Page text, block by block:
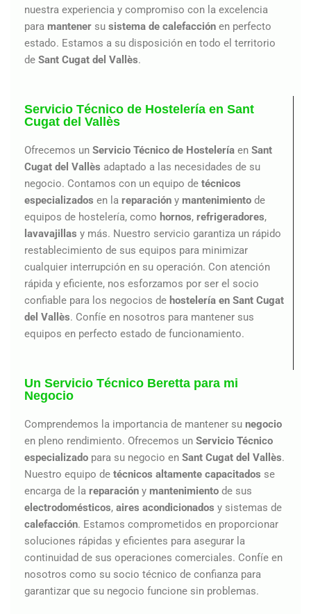
nuestra experiencia y compromiso con la excelencia
para mantener su sistema de calefacción en perfecto
estado. Estamos a su disposición en todo el territorio
de Sant Cugat del Vallès.
Servicio Técnico de Hostelería en Sant
Cugat del Vallès
Ofrecemos un Servicio Técnico de Hostelería en Sant
Cugat del Vallès adaptado a las necesidades de su
negocio. Contamos con un equipo de técnicos
especializados en la reparación y mantenimiento de
equipos de hostelería, como hornos, refrigeradores,
lavavajillas y más. Nuestro servicio garantiza un rápido
restablecimiento de sus equipos para minimizar
cualquier interrupción en su operación. Con atención
rápida y eficiente, nos esforzamos por ser el socio
confiable para los negocios de hostelería en Sant Cugat
del Vallès. Confíe en nosotros para mantener sus
equipos en perfecto estado de funcionamiento.
Un Servicio Técnico Beretta para mi
Negocio
Comprendemos la importancia de mantener su negocio
en pleno rendimiento. Ofrecemos un Servicio Técnico
especializado para su negocio en Sant Cugat del Vallès.
Nuestro equipo de técnicos altamente capacitados se
encarga de la reparación y mantenimiento de sus
electrodomésticos, aires acondicionados y sistemas de
calefacción. Estamos comprometidos en proporcionar
soluciones rápidas y eficientes para asegurar la
continuidad de sus operaciones comerciales. Confíe en
nosotros como su socio técnico de confianza para
garantizar que su negocio funcione sin problemas.